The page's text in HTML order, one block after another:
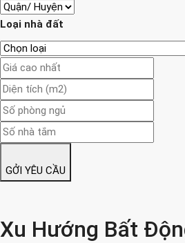
Loại nhà đất
GỞI YÊU CẦU
Xu Hướng Bất